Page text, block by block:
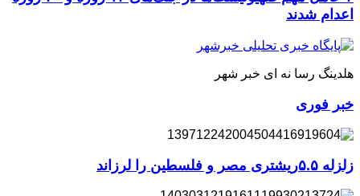
اعدام شدند
هلدینگ رسا نه ای خبر شهر
خبر فوری
زلزله ۵.۵ریشتری مصر و فلسطین را لرزاند